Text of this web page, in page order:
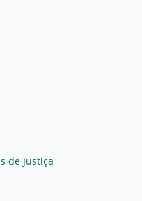
de Justiça